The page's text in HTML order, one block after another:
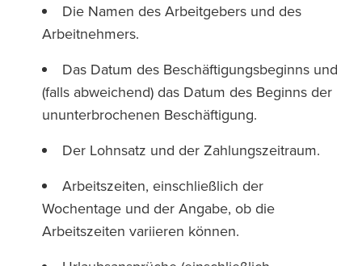
Die Namen des Arbeitgebers und des
Arbeitnehmers.
Das Datum des Beschäftigungsbeginns und
(falls abweichend) das Datum des Beginns der
ununterbrochenen Beschäftigung.
Der Lohnsatz und der Zahlungszeitraum.
Arbeitszeiten, einschließlich der
Wochentage und der Angabe, ob die
Arbeitszeiten variieren können.